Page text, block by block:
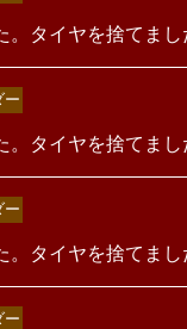
。タイヤを捨てまし
ー
。タイヤを捨てまし
ー
。タイヤを捨てまし
ー